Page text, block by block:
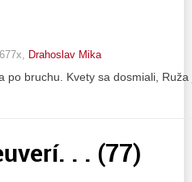
Drahoslav Mika
po bruchu. Kvety sa dosmiali,
. . (77)